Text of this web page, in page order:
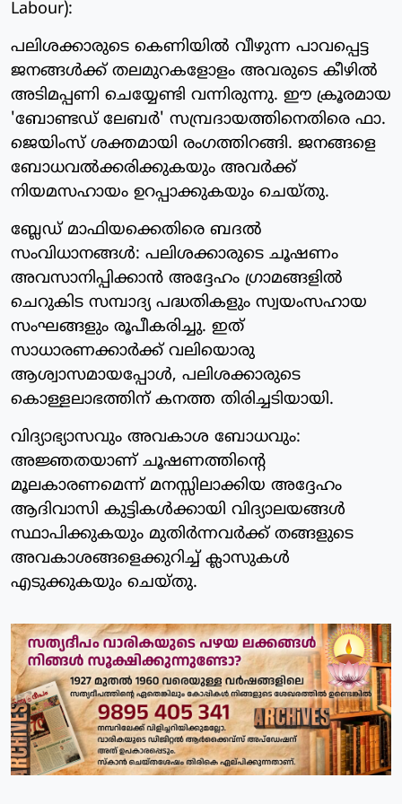
Labour):
പലിശക്കാരുടെ കെണിയിൽ വീഴുന്ന പാവപ്പെട്ട
ജനങ്ങൾക്ക് തലമുറകളോളം അവരുടെ കീഴിൽ
അടിമപ്പണി ചെയ്യേണ്ടി വന്നിരുന്നു. ഈ ക്രൂരമായ
'ബോണ്ടഡ് ലേബർ' സമ്പ്രദായത്തിനെതിരെ ഫാ.
ജെയിംസ് ശക്തമായി രംഗത്തിറങ്ങി. ജനങ്ങളെ
ബോധവൽക്കരിക്കുകയും അവർക്ക്
നിയമസഹായം ഉറപ്പാക്കുകയും ചെയ്തു.
ബ്ലേഡ് മാഫിയക്കെതിരെ ബദൽ
സംവിധാനങ്ങൾ: പലിശക്കാരുടെ ചൂഷണം
അവസാനിപ്പിക്കാൻ അദ്ദേഹം ഗ്രാമങ്ങളിൽ
ചെറുകിട സമ്പാദ്യ പദ്ധതികളും സ്വയംസഹായ
സംഘങ്ങളും രൂപീകരിച്ചു. ഇത്
സാധാരണക്കാർക്ക് വലിയൊരു
ആശ്വാസമായപ്പോൾ, പലിശക്കാരുടെ
കൊള്ളലാഭത്തിന് കനത്ത തിരിച്ചടിയായി.
വിദ്യാഭ്യാസവും അവകാശ ബോധവും:
അജ്ഞതയാണ് ചൂഷണത്തിന്റെ
മൂലകാരണമെന്ന് മനസ്സിലാക്കിയ അദ്ദേഹം
ആദിവാസി കുട്ടികൾക്കായി വിദ്യാലയങ്ങൾ
സ്ഥാപിക്കുകയും മുതിർന്നവർക്ക് തങ്ങളുടെ
അവകാശങ്ങളെക്കുറിച്ച് ക്ലാസുകൾ
എടുക്കുകയും ചെയ്തു.